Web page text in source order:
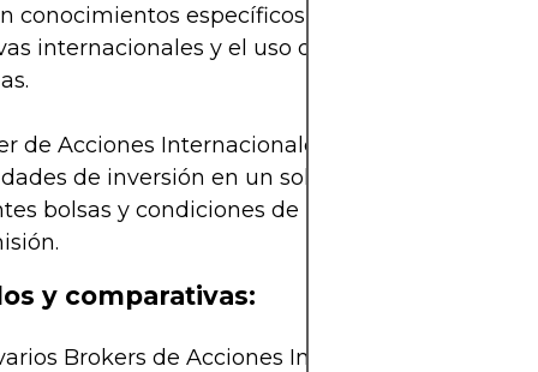
conocimientos específicos, cumplimiento de
internacionales y el uso de plataformas de
de Acciones Internacionales reúne todas estas
de inversión en un solo lugar y te permite
bolsas y condiciones de negociación, a
y comparativas:
Brokers de Acciones Internacionales